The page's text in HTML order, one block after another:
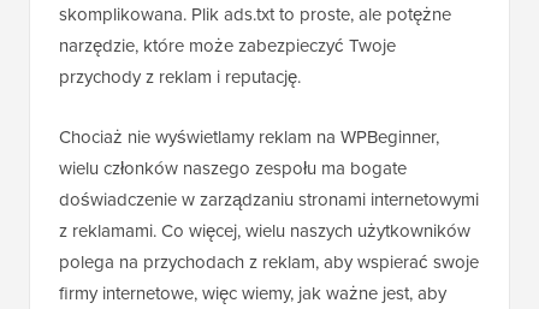
skomplikowana. Plik ads.txt to proste, ale potężne
narzędzie, które może zabezpieczyć Twoje
przychody z reklam i reputację.
Chociaż nie wyświetlamy reklam na WPBeginner,
wielu członków naszego zespołu ma bogate
doświadczenie w zarządzaniu stronami internetowymi
z reklamami. Co więcej, wielu naszych użytkowników
polega na przychodach z reklam, aby wspierać swoje
firmy internetowe, więc wiemy, jak ważne jest, aby